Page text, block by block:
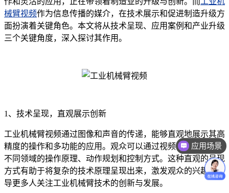
械臂视频作为信息传播的媒介，在技术展示和促进制造升级方
面扮演着关键角色。本文将从技术呈现、应用案例和产业升级
三个关键角度，深入探讨其作用。
1、技术呈现，直观展示创新
工业机械臂视频通过图像和声音的传递，能够直观地展示其高
精度的操作和多功能的应用。观众可以通过视频了解机械臂在
不同领域的操作原理、动作规划和控制方式。这种直观的呈现
方式有助于将复杂的技术原理呈现出来，激发观众的兴趣，引
导更多人关注工业机械臂技术的创新与发展。
应用场景